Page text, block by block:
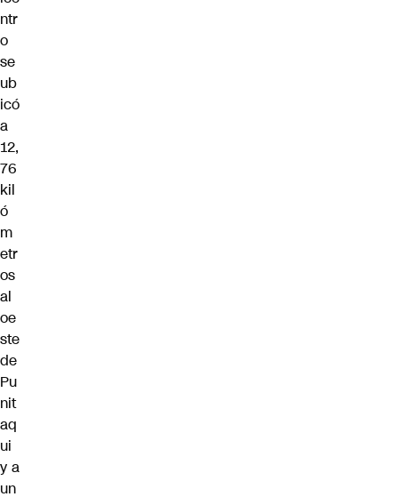
ntr
o
se
ub
icó
a
12,
76
kil
ó
m
etr
os
al
oe
ste
de
Pu
nit
aq
ui
y a
un